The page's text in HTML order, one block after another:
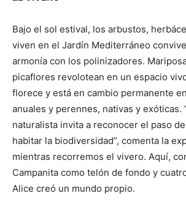
Bajo el sol estival, los arbustos,
viven en el Jardín Mediterráneo
armonía con los polinizadores.
picaflores revolotean en un espacio
florece y está en cambio permanente
anuales y perennes, nativas y exóticas.
naturalista invita a reconocer el paso
habitar la biodiversidad”, comenta la
mientras recorremos el vivero. Aquí,
Campanita como telón de fondo y
Alice creó un mundo propio.